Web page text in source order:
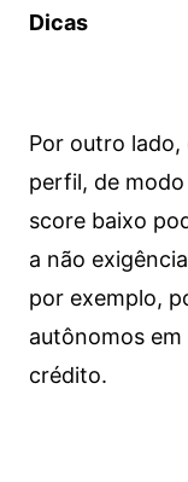
Dicas
Por outro lado,
perfil, de
score baixo
a não
por exemplo,
autônomos
crédito.